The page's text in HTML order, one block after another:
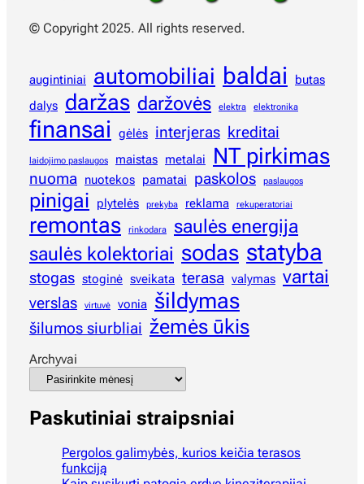
© Copyright 2025. All rights reserved.
augintiniai automobiliai baldai
butas
dalys daržas daržovės elektra elektronika
finansai gėlės interjeras kreditai
laidojimo paslaugos maistas metalai NT pirkimas
nuoma nuotekos pamatai paskolos paslaugos
pinigai plytelės prekyba reklama rekuperatoriai
remontas rinkodara
saulės energija
saulės kolektoriai sodas statyba
stogas stoginė sveikata terasa valymas vartai
verslas virtuvė vonia šildymas
šilumos siurbliai žemės ūkis
Archyvai
Paskutiniai straipsniai
Pergolos galimybės, kurios keičia terasos
funkciją